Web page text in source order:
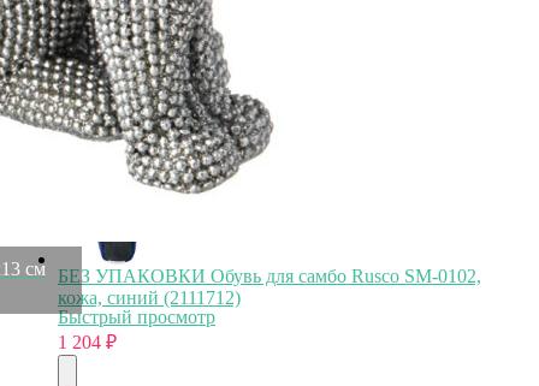
см
технология 3-ply, нерж.сталь 18/10 Agness (947-100)
Быстрый просмотр
3 073₽ 1 204₽
БЕЗ УПАКОВКИ Обувь для самбо Rusco SM-0102,
кожа, синий (2111712)
Быстрый просмотр
1 204 ₽